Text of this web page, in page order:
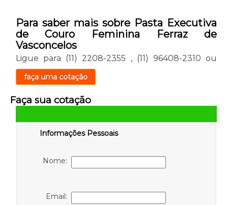
Para saber mais sobre Pasta Executiva
de Couro Feminina Ferraz de
Vasconcelos
Ligue para (11) 2208-2355 , (11) 96408-2310 ou
faça uma cotação
Faça sua cotação
Informações Pessoais
Nome:
Email: